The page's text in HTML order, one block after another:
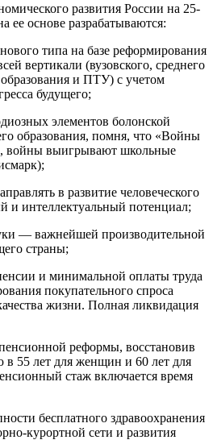
развития России на 25-
ее основе разрабатываются:
типа на базе реформирования
вертикали (вузовского, среднего
и ПТУ) с учетом
будущего;
элементов болонской
образования, помня, что «Войны
войны выигрывают школьные
в развитие человеческого
и интеллектуальный потенциал;
— важнейшей производительной
страны;
и минимальной оплаты труда
покупательного спроса
жизни. Полная ликвидация
реформы, восстановив
в 55 лет для женщин и 60 лет для
стаж включается время
бесплатного здравоохранения
курортной сети и развития